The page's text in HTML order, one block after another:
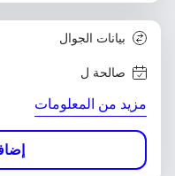
بيانات الجوال
صالحة ل
مزيد من المعلومات